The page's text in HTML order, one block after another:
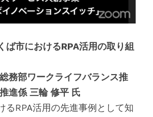
ば市におけるRPA活用の取り組
部ワークライフバランス推
進係 三輪 修平 氏
RPA活用の先進事例として知